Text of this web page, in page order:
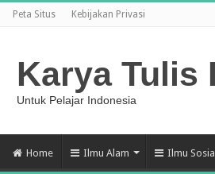
Peta Situs Kebijakan Privasi
Karya Tulis
Untuk Pelajar Indonesia
Home Ilmu Alam Ilmu Sosial